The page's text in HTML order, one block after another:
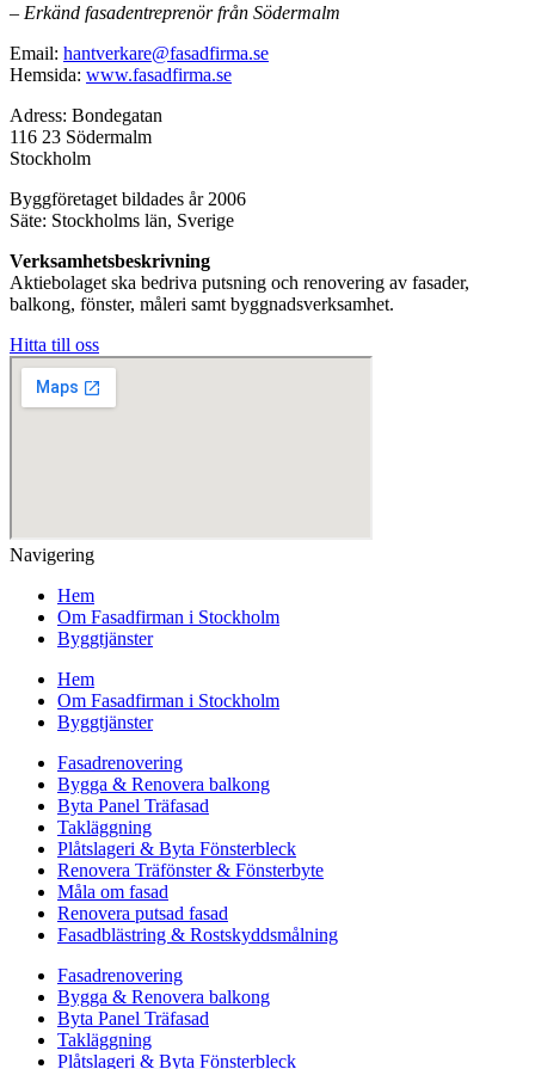
– Erkänd fasadentreprenör från Södermalm
Email: hantverkare@fasadfirma.se
Hemsida: www.fasadfirma.se
Adress: Bondegatan
116 23 Södermalm
Stockholm
Byggföretaget bildades år 2006
Säte: Stockholms län, Sverige
Verksamhetsbeskrivning
Aktiebolaget ska bedriva putsning och renovering av fasader,
balkong, fönster, måleri samt byggnadsverksamhet.
Hitta till oss
Navigering
Hem
Om Fasadfirman i Stockholm
Byggtjänster
Hem
Om Fasadfirman i Stockholm
Byggtjänster
Fasadrenovering
Bygga & Renovera balkong
Byta Panel Träfasad
Takläggning
Plåtslageri & Byta Fönsterbleck
Renovera Träfönster & Fönsterbyte
Måla om fasad
Renovera putsad fasad
Fasadblästring & Rostskyddsmålning
Fasadrenovering
Bygga & Renovera balkong
Byta Panel Träfasad
Takläggning
Plåtslageri & Byta Fönsterbleck